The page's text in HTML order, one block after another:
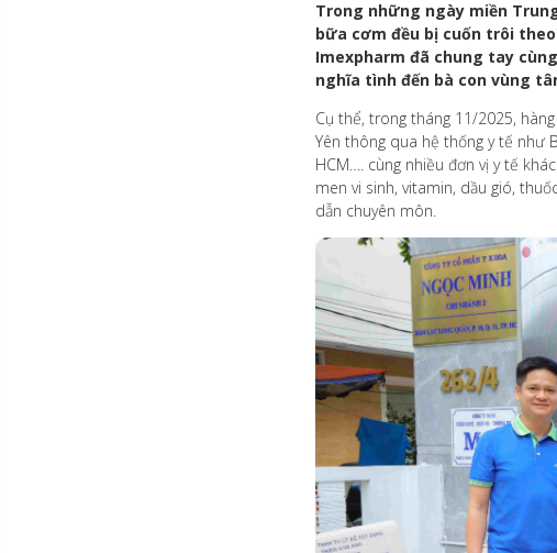
Trong những ngày miền
bữa cơm đều bị cuốn trôi
Imexpharm đã chung tay
nghĩa tình đến bà con vùng
Cụ thể, trong tháng 11/2025,
Yên thông qua hệ thống y tế như
HCM…. cùng nhiều đơn vị y tế
men vi sinh, vitamin, dầu gió,
dẫn chuyên môn.